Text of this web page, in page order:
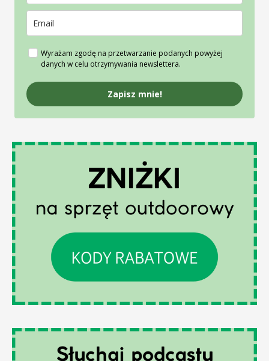
Wyrażam zgodę na przetwarzanie podanych powyżej
danych w celu otrzymywania newslettera.
Zapisz mnie!